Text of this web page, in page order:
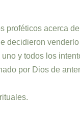
acerca
decidieron
y todos los
por Dios de